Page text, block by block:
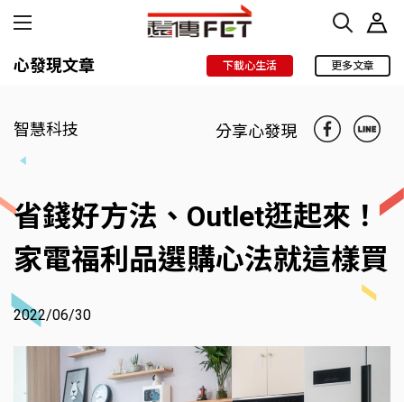
心發現文章 下載心生活 更多文章
智慧科技 分享心發現
省錢好方法、Outlet逛起來！
家電福利品選購心法就這樣買
2022/06/30